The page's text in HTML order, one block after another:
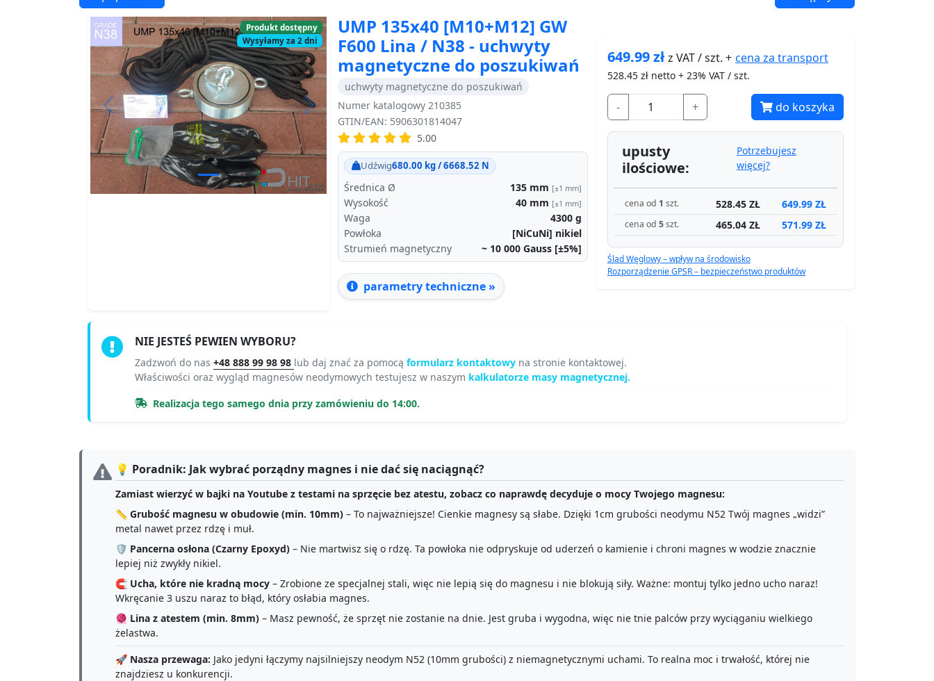
Produkt dostępny
Wysyłamy za 2 dni
Previous Next
UMP 135x40 [M10+M12] GW
F600 Lina / N38 - uchwyty
magnetyczne do poszukiwań
uchwyty magnetyczne do poszukiwań
Numer katalogowy 210385
GTIN/EAN: 5906301814047
5.00
Udźwig680.00 kg / 6668.52 N
Średnica Ø 135 mm [±1 mm]
Wysokość 40 mm [±1 mm]
Waga 4300 g
Powłoka
[NiCuNi] nikiel
Strumień magnetyczny
~ 10 000 Gauss [±5%]
parametry techniczne »
649.99złz VAT / szt. + cena za transport
528.45 zł netto + 23% VAT / szt.
- + do koszyka
upusty
ilościowe:
Potrzebujesz
więcej?
cena od 1 szt. 528.45 ZŁ 649.99 ZŁ
cena od 5szt. 465.04 ZŁ 571.99 ZŁ
Ślad Węglowy – wpływ na środowisko
Rozporządzenie GPSR – bezpieczeństwo produktów
NIE JESTEŚ PEWIEN WYBORU?
Zadzwoń do nas +48 888 99 98 98 lub daj znać za pomocą formularz kontaktowy na stronie kontaktowej.
Właściwości oraz wygląd magnesów neodymowych testujesz w naszym kalkulatorze masy magnetycznej.
Realizacja tego samego dnia przy zamówieniu do 14:00.
💡 Poradnik: Jak wybrać porządny magnes i nie dać się naciągnąć?
Zamiast wierzyć w bajki na Youtube z testami na sprzęcie bez atestu, zobacz co naprawdę decyduje o mocy Twojego magnesu:
📏 Grubość magnesu w obudowie (min. 10mm) – To najważniejsze! Cienkie magnesy są słabe. Dzięki 1cm grubości neodymu N52 Twój magnes „widzi”
metal nawet przez rdzę i muł.
🛡️ Pancerna osłona (Czarny Epoxyd) – Nie martwisz się o rdzę. Ta powłoka nie odpryskuje od uderzeń o kamienie i chroni magnes w wodzie znacznie
lepiej niż zwykły nikiel.
🧲 Ucha, które nie kradną mocy – Zrobione ze specjalnej stali, więc nie lepią się do magnesu i nie blokują siły. Ważne: montuj tylko jedno ucho naraz!
Wkręcanie 3 uszu naraz to błąd, który osłabia magnes.
🧶 Lina z atestem (min. 8mm) – Masz pewność, że sprzęt nie zostanie na dnie. Jest gruba i wygodna, więc nie tnie palców przy wyciąganiu wielkiego
żelastwa.
🚀 Nasza przewaga: Jako jedyni łączymy najsilniejszy neodym N52 (10mm grubości) z niemagnetycznymi uchami. To realna moc i trwałość, której nie
znajdziesz u konkurencji.